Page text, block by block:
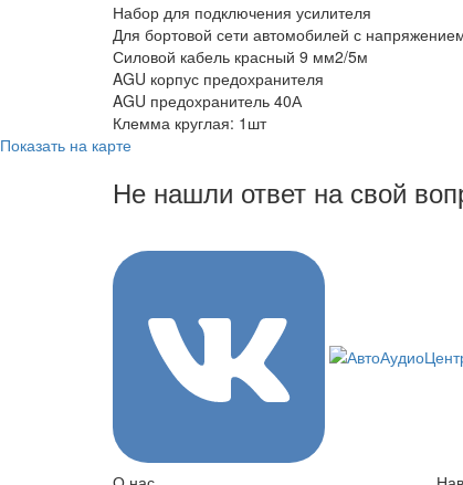
Набор для подключения усилителя
Для бортовой сети автомобилей с
Силовой кабель красный 9 мм2/5м
AGU корпус предохранителя
AGU предохранитель 40А
Клемма круглая: 1шт
Показать на карте
Не нашли ответ на свой